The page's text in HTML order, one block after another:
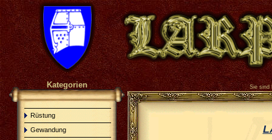
Sie sind
Kategorien
Rüstung
Gewandung